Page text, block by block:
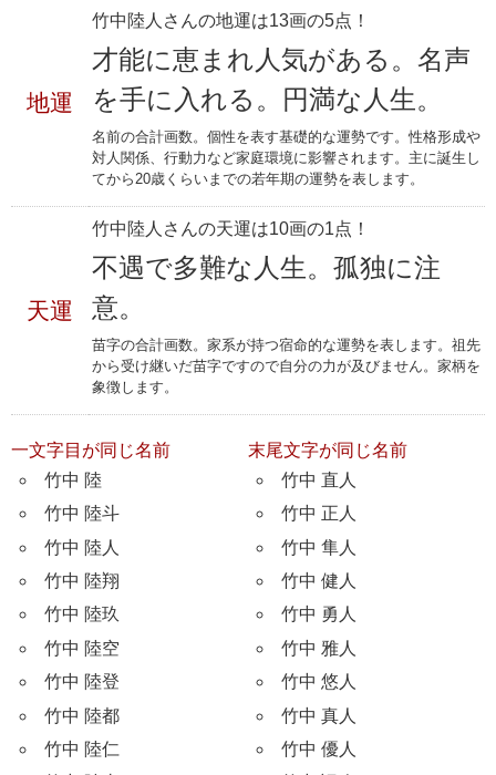
地運
竹中陸人さんの地運は13画の5点！
才能に恵まれ人気がある。名声
を手に入れる。円満な人生。
名前の合計画数。個性を表す基礎的な運勢です。性格形成や
対人関係、行動力など家庭環境に影響されます。主に誕生し
てから20歳くらいまでの若年期の運勢を表します。
天運
竹中陸人さんの天運は10画の1点！
不遇で多難な人生。孤独に注
意。
苗字の合計画数。家系が持つ宿命的な運勢を表します。祖先
から受け継いだ苗字ですので自分の力が及びません。家柄を
象徴します。
一文字目が同じ名前
竹中 陸
竹中 陸斗
竹中 陸人
竹中 陸翔
竹中 陸玖
竹中 陸空
竹中 陸登
竹中 陸都
竹中 陸仁
末尾文字が同じ名前
竹中 直人
竹中 正人
竹中 隼人
竹中 健人
竹中 勇人
竹中 雅人
竹中 悠人
竹中 真人
竹中 優人